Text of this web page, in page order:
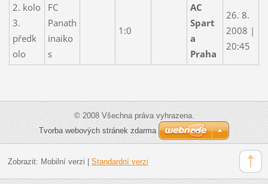
2. kolo
3.
předk
olo
FC
Panath
inaiko
s
1:0
AC
Spart
a
Praha
26. 8.
2008 |
20:45
© 2008 Všechna práva vyhrazena.
Tvorba webových stránek zdarma
Zobrazit: Mobilní verzi Standardní verzi